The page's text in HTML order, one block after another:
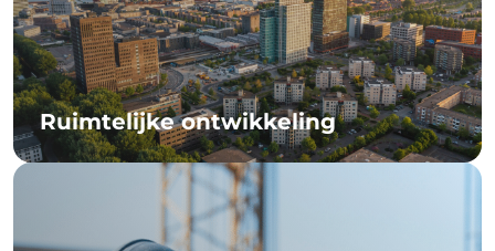
Ruimtelijke ontwikkeling